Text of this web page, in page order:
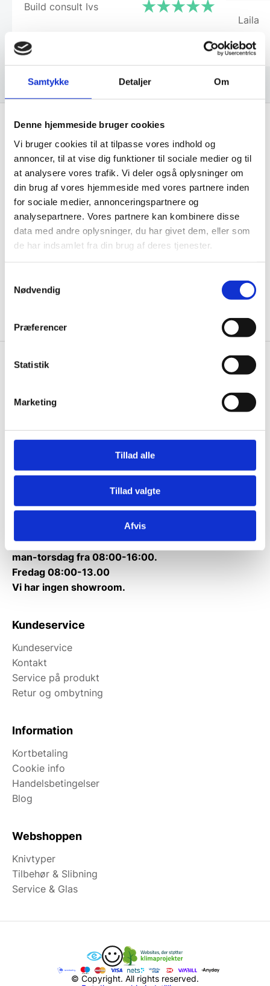
Samtykke Detaljer Om
Denne hjemmeside bruger cookies
Vi bruger cookies til at tilpasse vores indhold og
annoncer, til at vise dig funktioner til sociale medier og til
at analysere vores trafik. Vi deler også oplysninger om
din brug af vores hjemmeside med vores partnere inden
for sociale medier, annonceringspartnere og
analysepartnere. Vores partnere kan kombinere disse
data med andre oplysninger, du har givet dem, eller som
de har indsamlet fra din brug af deres tjenester.
Nødvendig
Præferencer
Statistik
Marketing
Tillad alle
Tillad valgte
Afvis
Build consult Ivs
Laila
Få de bedste tilbud først!
Husk at tilmelde dig vores nyhedsbrev og vær først
til de bedste tilbud. Og bare rolig, vi spammer dig
ikke, men sender kun relevante tilbud og
informationer til dig.
Knivblokken.dk
Rømersvej 33
CVR: 38952986
Tlf.71 99 30 98
Mandag til torsdag: 10:00 – 14:00.
Afhentning muligt
man-torsdag fra 08:00-16:00.
Fredag 08:00-13.00
Vi har ingen showroom.
Kundeservice
Kundeservice
Kontakt
Service på produkt
Retur og ombytning
Information
Kortbetaling
Cookie info
Handelsbetingelser
Blog
Webshoppen
Knivtyper
Tilbehør & Slibning
Service & Glas
© Copyright. All rights reserved.